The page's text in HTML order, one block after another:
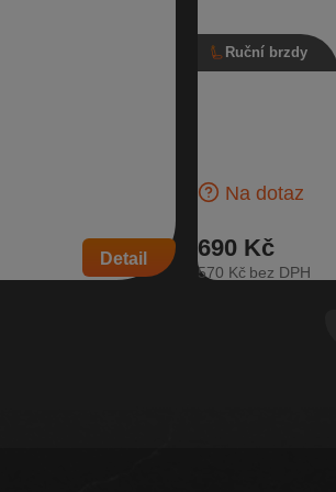
Detail
Ruční brzdy
Na dotaz
690 Kč
570 Kč